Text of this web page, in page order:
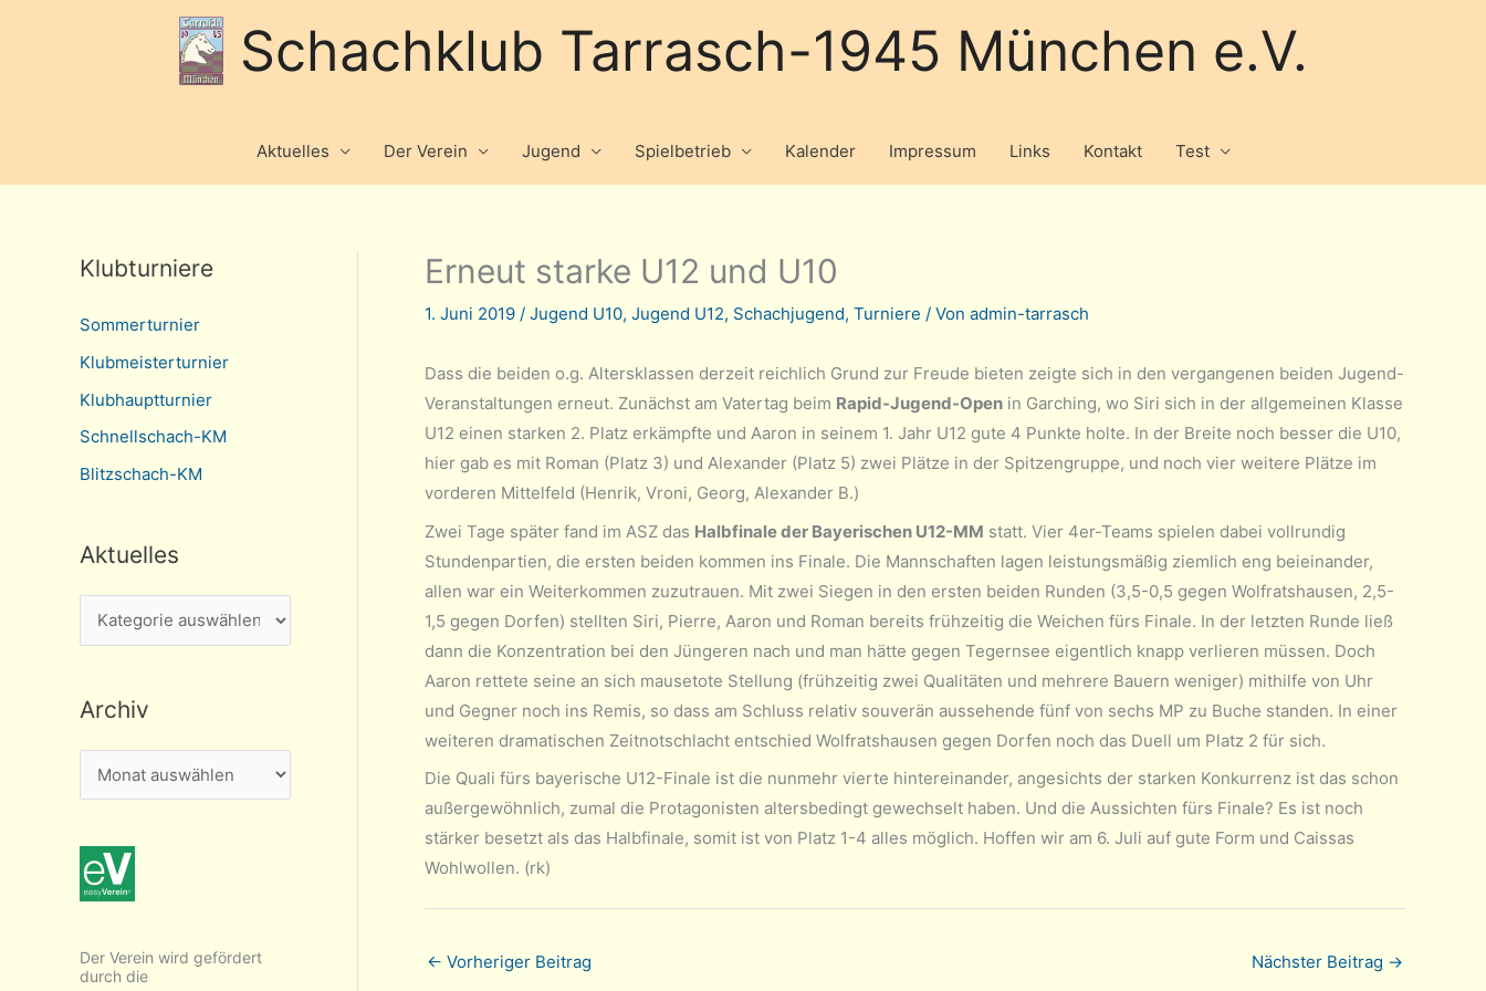
Schachklub Tarrasch-1945 München e.V.
Aktuelles Der Verein Jugend Spielbetrieb Kalender Impressum Links Kontakt Test
Klubturniere
Sommerturnier
Klubmeisterturnier
Klubhauptturnier
Schnellschach-KM
Blitzschach-KM
Aktuelles
k
u
e
s
Archiv
r
h
i
Der Verein wird gefördert
durch die
Erneut starke U12 und U10
1. Juni 2019 / Jugend U10, Jugend U12, Schachjugend, Turniere / Von admin-tarrasch
Dass die beiden o.g. Altersklassen derzeit reichlich Grund zur Freude bieten zeigte sich in den vergangenen beiden Jugend-
Veranstaltungen erneut. Zunächst am Vatertag beim Rapid-Jugend-Open in Garching, wo Siri sich in der allgemeinen Klasse
U12 einen starken 2. Platz erkämpfte und Aaron in seinem 1. Jahr U12 gute 4 Punkte holte. In der Breite noch besser die U10,
hier gab es mit Roman (Platz 3) und Alexander (Platz 5) zwei Plätze in der Spitzengruppe, und noch vier weitere Plätze im
vorderen Mittelfeld (Henrik, Vroni, Georg, Alexander B.)
Zwei Tage später fand im ASZ das Halbfinale der Bayerischen U12-MM statt. Vier 4er-Teams spielen dabei vollrundig
Stundenpartien, die ersten beiden kommen ins Finale. Die Mannschaften lagen leistungsmäßig ziemlich eng beieinander,
allen war ein Weiterkommen zuzutrauen. Mit zwei Siegen in den ersten beiden Runden (3,5-0,5 gegen Wolfratshausen, 2,5-
1,5 gegen Dorfen) stellten Siri, Pierre, Aaron und Roman bereits frühzeitig die Weichen fürs Finale. In der letzten Runde ließ
dann die Konzentration bei den Jüngeren nach und man hätte gegen Tegernsee eigentlich knapp verlieren müssen. Doch
Aaron rettete seine an sich mausetote Stellung (frühzeitig zwei Qualitäten und mehrere Bauern weniger) mithilfe von Uhr
und Gegner noch ins Remis, so dass am Schluss relativ souverän aussehende fünf von sechs MP zu Buche standen. In einer
weiteren dramatischen Zeitnotschlacht entschied Wolfratshausen gegen Dorfen noch das Duell um Platz 2 für sich.
Die Quali fürs bayerische U12-Finale ist die nunmehr vierte hintereinander, angesichts der starken Konkurrenz ist das schon
außergewöhnlich, zumal die Protagonisten altersbedingt gewechselt haben. Und die Aussichten fürs Finale? Es ist noch
stärker besetzt als das Halbfinale, somit ist von Platz 1-4 alles möglich. Hoffen wir am 6. Juli auf gute Form und Caissas
Wohlwollen. (rk)
← Vorheriger Beitrag Nächster Beitrag →